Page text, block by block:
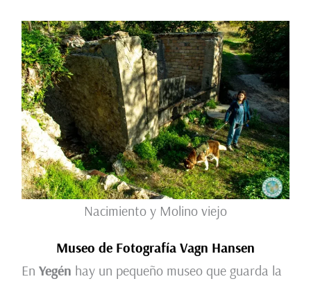
Nacimiento y Molino viejo
Museo de Fotografía Vagn Hansen
En Yegén hay un pequeño museo que guarda la